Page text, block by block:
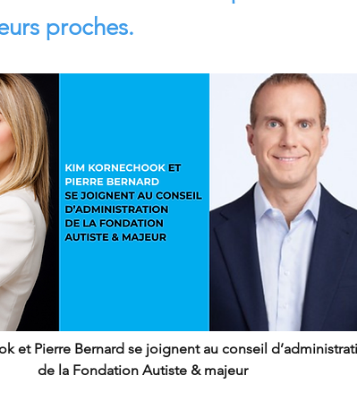
proches.
et Pierre Bernard se joignent au conseil
de la Fondation Autiste & majeur